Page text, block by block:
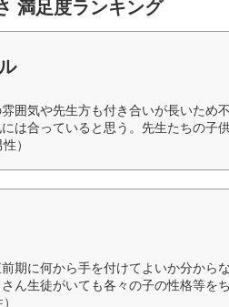
満足度ランキング
囲気や先生方も付き合いが長いため
は合っていると思う。先生たちの子
）
期に何から手を付けてよいか分から
ん生徒がいても各々の子の性格等を